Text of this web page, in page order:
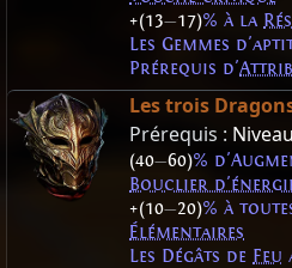
+(13—17)% à la
Les Gemmes
Prérequis d'
Les trois
Prérequis :
(40—60)%
Bouclier
+(10—20)% à
Élémentaires
Les Dégâts de Feu